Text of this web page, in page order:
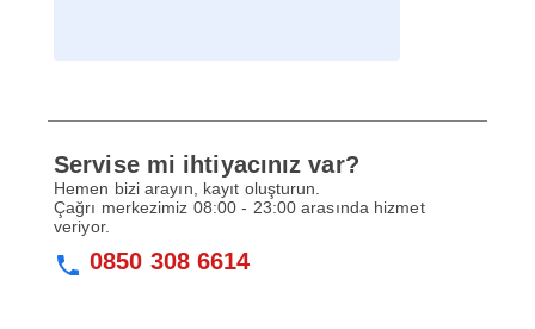
Servise mi ihtiyacınız var?
Hemen bizi arayın, kayıt oluşturun.
Çağrı merkezimiz 08:00 - 23:00 arasında hizmet
veriyor.
0850 308 6614